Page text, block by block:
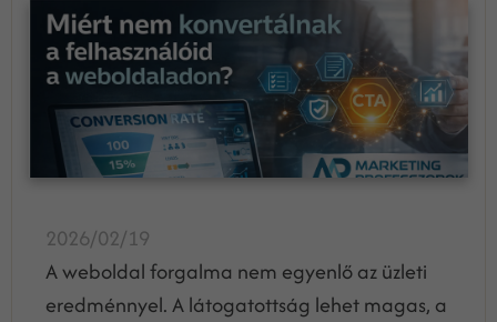
2026/02/19
A weboldal forgalma nem egyenlő az üzleti
eredménnyel. A látogatottság lehet magas, a